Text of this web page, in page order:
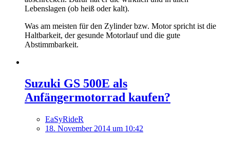
Lebenslagen (ob heiß oder kalt).
Was am meisten für den Zylinder bzw. Motor spricht ist die
Haltbarkeit, der gesunde Motorlauf und die gute
Abstimmbarkeit.
Suzuki GS 500E als
Anfängermotorrad kaufen?
EaSyRideR
18. November 2014 um 10:42